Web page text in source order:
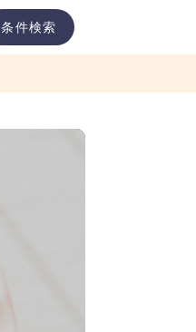
条件検索